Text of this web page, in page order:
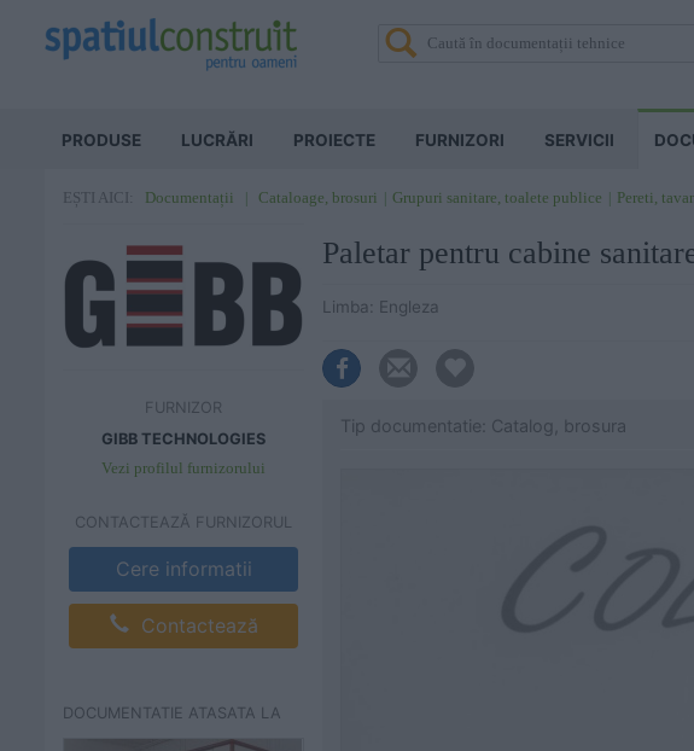
PRODUSE LUCRĂRI PROIECTE FURNIZORI SERVICII
EȘTI AICI: Documentații Cataloage, brosuri Grupuri sanitare, toalete publice Pereti,
FURNIZOR
GIBB TECHNOLOGIES
Vezi profilul furnizorului
CONTACTEAZĂ FURNIZORUL
Cere informatii
Contactează
DOCUMENTATIE ATASATA LA
Paletar pentru cabine
Limba: Engleza
Tip documentatie: Catalog, brosura